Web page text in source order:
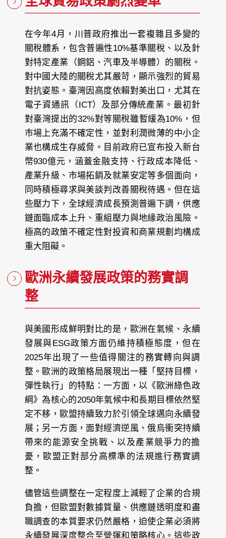
在今年4月，川普政府推出一套複雜且多變的
關稅體系，包含普遍性10%基準關稅、以及針
對特定產業（鋼鋁、汽車及半導體）的關稅。
對中國大陸的關稅尤其嚴苛，顯示強烈的貿易
對抗姿態。臺灣因高度依賴對美出口，尤其在
電子資通訊（ICT）及部分傳統產業。最初針
對臺灣提出的32%對等關稅雖暫緩為10%，但
市場上充滿不確定性，並對利潤微薄的中小企
業也構成生存威脅。目前政府已宣布投入新台
幣930億元，涵蓋金融支持、行政成本降低、
產業升級、市場拓銷及就業安定等多個面向，
同時積極尋求與美談判改善關稅待遇。但在這
些壓力下，全球經濟成長預測普遍下調，供應
鏈面臨成本上升、重組壓力與地緣政治風險。
極高的政策不確定性對投資和商業規劃均構成
重大阻礙。
歐洲永續發展政策的務實調
整
與美國形成鮮明對比的是，歐洲在氣候、永續
發展與ESG政策方面仍維持積極態度，但在
2025年出現了一些值得關注的務實轉向與調
整。歐洲的政策格局展現出一種「堅持目標，
彈性執行」的特點：一方面，以《歐洲綠色政
綱》為核心的2050年氣候中和長期目標依然堅
定不移，歐盟持續致力於引領全球邁向永續發
展；另一方面，面對經濟逆風、俄烏衝突持續
帶來的能源安全挑戰、以及產業競爭力的擔
憂，歐盟正對部分高標準的法規進行務實調
整。
儘管這些調整在一定程度上減輕了企業的合規
負擔，但歐盟對數據質量、供應鏈透明度和盡
職調查的本質要求仍然嚴格，迫使企業必須將
永續發展深度整合至營運和策略核心。這些政